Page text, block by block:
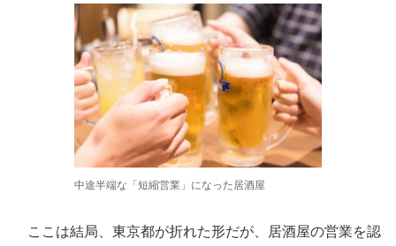
中途半端な「短縮営業」になった居酒屋
ここは結局、東京都が折れた形だが、居酒屋の営業を認